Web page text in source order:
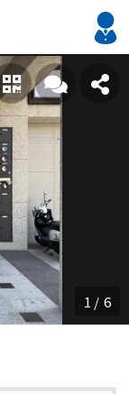
搜尋
限量釋出
限量釋出